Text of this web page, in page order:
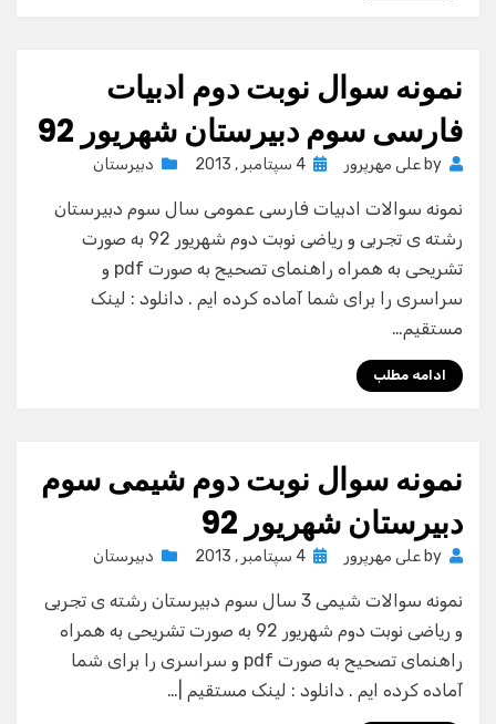
نمونه سوال نوبت دوم ادبیات
فارسی سوم دبیرستان شهریور 92
by علی مهرپرور
Posted
4 سپتامبر , 2013 دبیرستان
نمونه سوالات ادبیات فارسی عمومی سال سوم دبیرستان
رشته ی تجربی و ریاضی نوبت دوم شهریور 92 به صورت
تشریحی به همراه راهنمای تصحیح به صورت pdf و
سراسری را برای شما آماده کرده ایم . دانلود : لینک
مستقیم…
ادامه مطلب
نمونه سوال نوبت دوم شیمی سوم
دبیرستان شهریور 92
by علی مهرپرور
Posted
4 سپتامبر , 2013 دبیرستان
نمونه سوالات شیمی 3 سال سوم دبیرستان رشته ی تجربی
و ریاضی نوبت دوم شهریور 92 به صورت تشریحی به همراه
راهنمای تصحیح به صورت pdf و سراسری را برای شما
آماده کرده ایم . دانلود : لینک مستقیم |…